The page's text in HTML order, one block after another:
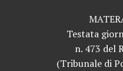
Testata
n. 473 del
(Tribunale di